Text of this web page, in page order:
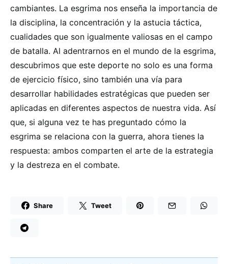
cambiantes. La esgrima nos enseña la importancia de
la disciplina, la concentración y la astucia táctica,
cualidades que son igualmente valiosas en el campo
de batalla. Al adentrarnos en el mundo de la esgrima,
descubrimos que este deporte no solo es una forma
de ejercicio físico, sino también una vía para
desarrollar habilidades estratégicas que pueden ser
aplicadas en diferentes aspectos de nuestra vida. Así
que, si alguna vez te has preguntado cómo la
esgrima se relaciona con la guerra, ahora tienes la
respuesta: ambos comparten el arte de la estrategia
y la destreza en el combate.
Share Tweet